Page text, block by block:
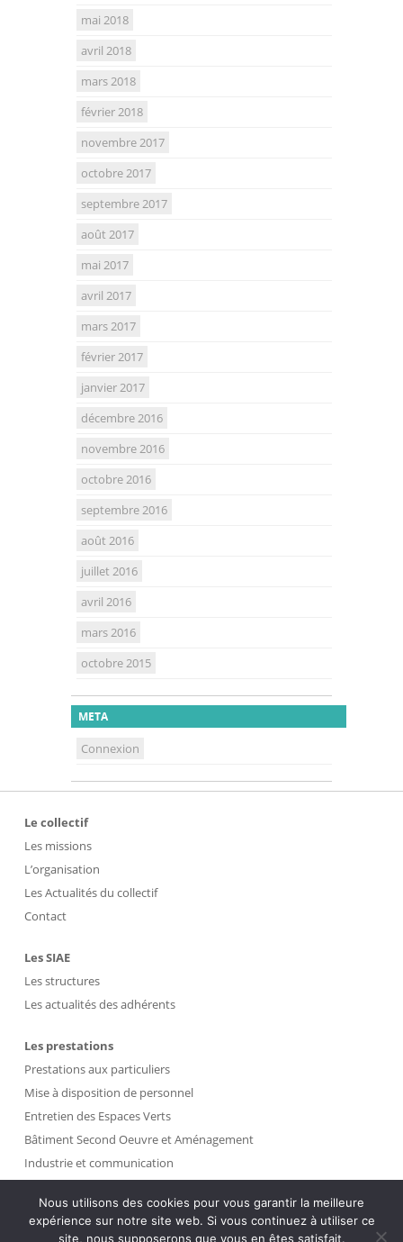
mai 2018
avril 2018
mars 2018
février 2018
novembre 2017
octobre 2017
septembre 2017
août 2017
mai 2017
avril 2017
mars 2017
février 2017
janvier 2017
décembre 2016
novembre 2016
octobre 2016
septembre 2016
août 2016
juillet 2016
avril 2016
mars 2016
octobre 2015
META
Connexion
Le collectif
Les missions
L’organisation
Les Actualités du collectif
Contact
Les SIAE
Les structures
Les actualités des adhérents
Les prestations
Prestations aux particuliers
Mise à disposition de personnel
Entretien des Espaces Verts
Bâtiment Second Oeuvre et Aménagement
Industrie et communication
Intranet
Nous utilisons des cookies pour vous garantir la meilleure
expérience sur notre site web. Si vous continuez à utiliser ce
site, nous supposerons que vous en êtes satisfait.